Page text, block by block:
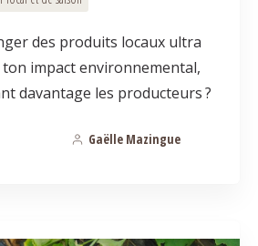
des produits locaux ultra
impact environnemental,
davantage les producteurs ?
Gaëlle Mazingue